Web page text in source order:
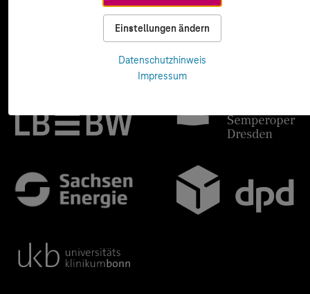
Einstellungen ändern
Datenschutzhinweis
Impressum